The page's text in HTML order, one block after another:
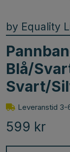
by Equality
Blå/
Svart/
Leveranstid 3-
599 kr